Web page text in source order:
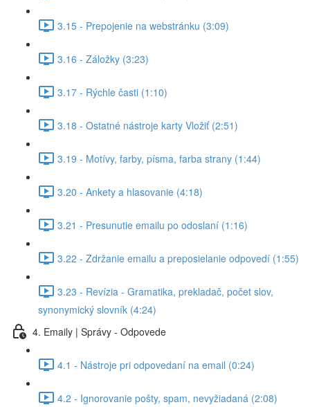
3.15 - Prepojenie na webstránku (3:09)
3.16 - Záložky (3:23)
3.17 - Rýchle časti (1:10)
3.18 - Ostatné nástroje karty Vložiť (2:51)
3.19 - Motívy, farby, písma, farba strany (1:44)
3.20 - Ankety a hlasovanie (4:18)
3.21 - Presunutie emailu po odoslaní (1:16)
3.22 - Zdržanie emailu a preposielanie odpovedí (1:55)
3.23 - Revízia - Gramatika, prekladač, počet slov,
synonymický slovník (4:24)
4. Emaily | Správy - Odpovede
4.1 - Nástroje pri odpovedaní na email (0:24)
4.2 - Ignorovanie pošty, spam, nevyžiadaná (2:08)